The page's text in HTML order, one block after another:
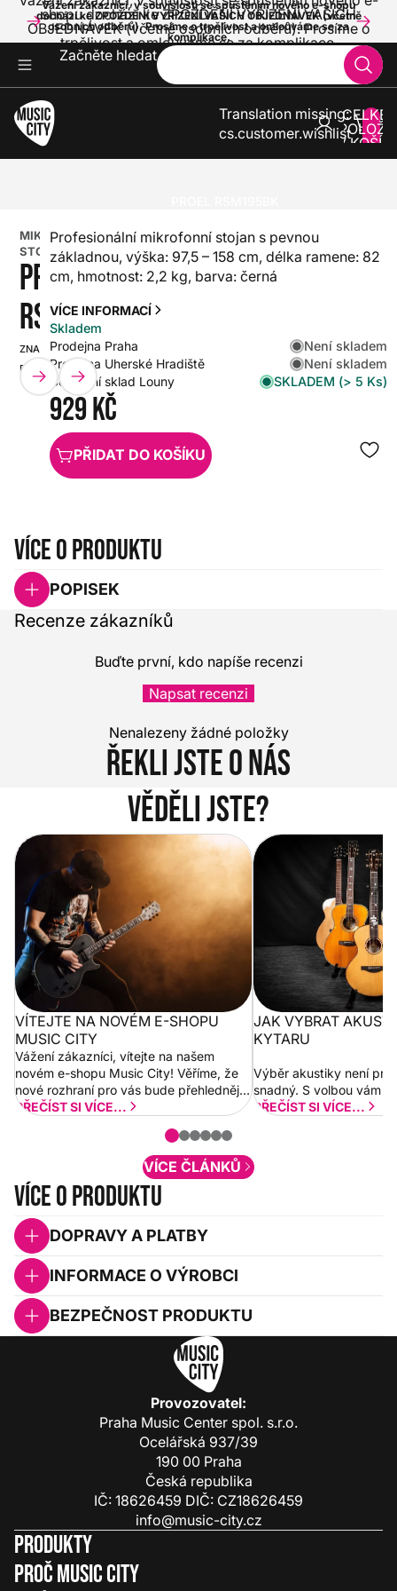
Vážení zákazníci, v souvislosti se spuštěním nového e-shopu
dochází ke ZPOŽDĚNÍ VYŘÍZENÍ VAŠICH OBJEDNÁVEK (včetně
osobních odběrů). Prosíme o trpělivost a omlouváme se za
komplikace.
shopu dochází ke ZPOŽDĚNÍ VYŘÍZENÍ VAŠICH
OBJEDNÁVEK (včetně osobních odběrů). Prosíme o
trpělivost a omlouváme se za komplikace.
Začněte hledat
Translation missing:
cs.customer.wishlist
V
0
MIKROFONNÍ
STOJANY
PROEL
RSM195BK
ZNAČKA:
PROEL
SKU:
HX0000000036379
Profesionální mikrofonní stojan s pevnou
základnou, výška: 97,5 – 158 cm, délka ramene: 82
cm, hmotnost: 2,2 kg, barva: černá
VÍCE INFORMACÍ
Skladem
Prodejna Praha
Není skladem
Prodejna Uherské Hradiště
Není skladem
Centrální sklad Louny
SKLADEM (> 5 Ks)
929 Kč
PŘIDAT DO KOŠÍKU
Více o produktu
POPISEK
Recenze zákazníků
Buďte první, kdo napíše recenzi
Napsat recenzi
Nenalezeny žádné položky
Řekli jste o nás
Věděli jste?
Vítejte na novém e-shopu Music
City
VÍTEJTE NA NOVÉM E-SHOPU
MUSIC CITY
Vážení zákazníci, vítejte na našem
novém e-shopu Music City! Věříme, že
nové rozhraní pro vás bude přehlednější
a rychlejší. Postupně budeme přidávat
PŘEČÍST SI VÍCE...
Jak vybrat
JAK VYBRAT
KYTARU
Výběr akustiky není pro
snadný. S volbou vám
PŘEČÍST SI VÍCE...
VÍCE ČLÁNKŮ
Více o produktu
DOPRAVY A PLATBY
INFORMACE O VÝROBCI
BEZPEČNOST PRODUKTU
Provozovatel:
Praha Music Center spol. s.r.o.
Ocelářská 937/39
190 00 Praha
Česká republika
IČ: 18626459 DIČ: CZ18626459
info@music-city.cz
Produkty
Proč Music City